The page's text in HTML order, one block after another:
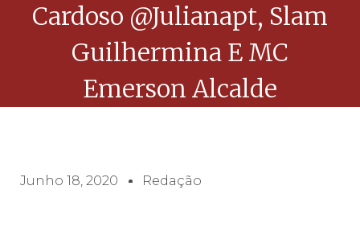
Cardoso @julianapt, Slam
Guilhermina E MC
Emerson Alcalde
Junho 18, 2020 Redação